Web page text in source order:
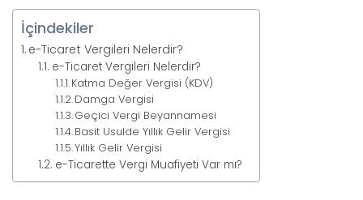
İçindekiler
e-Ticaret Vergileri Nelerdir?
e-Ticaret Vergileri Nelerdir?
Katma Değer Vergisi (KDV)
Damga Vergisi
Geçici Vergi Beyannamesi
Basit Usulde Yıllık Gelir Vergisi
Yıllık Gelir Vergisi
e-Ticarette Vergi Muafiyeti Var mı?